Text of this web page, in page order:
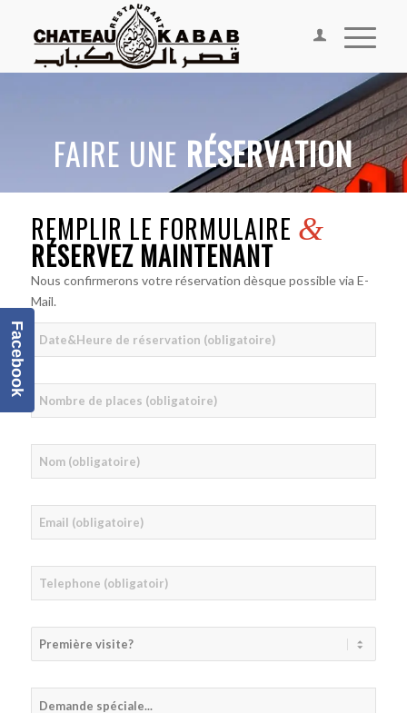
FAIRE UNE RÉSERVATION
REMPLIR LE FORMULAIRE &
RÉSERVEZ MAINTENANT
Nous confirmerons votre réservation dèsque possible via E-
Mail.
Facebook